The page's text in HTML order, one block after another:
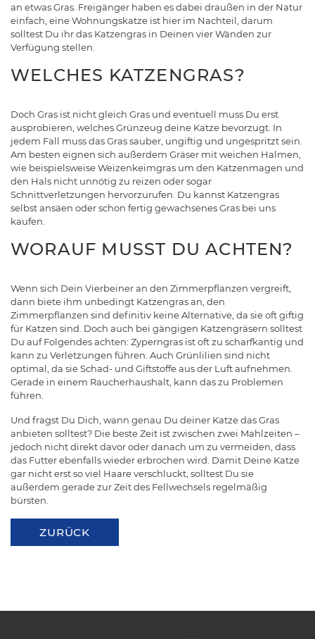
an etwas Gras. Freigänger haben es dabei draußen in der Natur
einfach, eine Wohnungskatze ist hier im Nachteil, darum
solltest Du ihr das Katzengras in Deinen vier Wänden zur
Verfügung stellen.
WELCHES KATZENGRAS?
Doch Gras ist nicht gleich Gras und eventuell muss Du erst
ausprobieren, welches Grünzeug deine Katze bevorzugt. In
jedem Fall muss das Gras sauber, ungiftig und ungespritzt sein.
Am besten eignen sich außerdem Gräser mit weichen Halmen,
wie beispielsweise Weizenkeimgras um den Katzenmagen und
den Hals nicht unnötig zu reizen oder sogar
Schnittverletzungen hervorzurufen. Du kannst Katzengras
selbst ansäen oder schon fertig gewachsenes Gras bei uns
kaufen.
WORAUF MUSST DU ACHTEN?
Wenn sich Dein Vierbeiner an den Zimmerpflanzen vergreift,
dann biete ihm unbedingt Katzengras an, den
Zimmerpflanzen sind definitiv keine Alternative, da sie oft giftig
für Katzen sind. Doch auch bei gängigen Katzengräsern solltest
Du auf Folgendes achten: Zyperngras ist oft zu scharfkantig und
kann zu Verletzungen führen. Auch Grünlilien sind nicht
optimal, da sie Schad- und Giftstoffe aus der Luft aufnehmen.
Gerade in einem Raucherhaushalt, kann das zu Problemen
führen.
Und fragst Du Dich, wann genau Du deiner Katze das Gras
anbieten solltest? Die beste Zeit ist zwischen zwei Mahlzeiten –
jedoch nicht direkt davor oder danach um zu vermeiden, dass
das Futter ebenfalls wieder erbrochen wird. Damit Deine Katze
gar nicht erst so viel Haare verschluckt, solltest Du sie
außerdem gerade zur Zeit des Fellwechsels regelmäßig
bürsten.
ZURÜCK